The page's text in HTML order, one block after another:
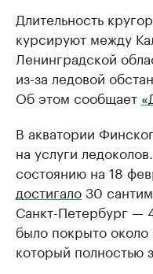
Длительность
курсируют между
Ленинградской
из-за ледовой
Об этом сообщает
В акватории
на услуги
состоянию на 18
достигало30
Санкт-Петербург —
было покрыто около
который полностью